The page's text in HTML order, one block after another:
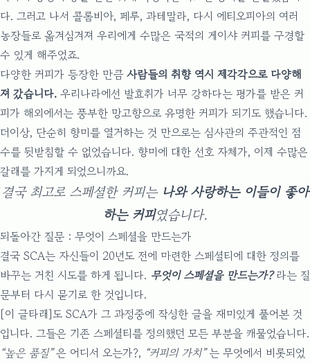
다. 그러고 나서 콜롬비아, 페루, 과테말라, 다시 에티오피아의 여러
농장들로 옮겨심겨져 우리에게 수많은 국적의 게이샤 커피를 구경할
수 있게 해주었죠.
다양한 커피가 등장한 만큼 사람들의 취향 역시 제각각으로 다양해
져 갔습니다. 우리나라에선 발효취가 너무 강하다는 평가를 받은 커
피가 해외에서는 풍부한 망고향으로 유명한 커피가 되기도 했습니다.
더이상, 단순히 향미를 열거하는 것 만으로는 심사관의 주관적인 점
수를 뒷받침할 수 없었습니다. 향미에 대한 선호 자체가, 이제 수많은
갈래를 가지게 되었으니까요.
결국 최고로 스페셜한 커피는 나와 사랑하는 이들이 좋아
하는 커피였습니다.
되돌아간 질문 : 무엇이 스페셜을 만드는가
결국 SCA는 자신들이 20년도 전에 마련한 스페셜티에 대한 정의를
바꾸는 거친 시도를 하게 됩니다. 무엇이 스페셜을 만드는가?라는 질
문부터 다시 묻기로 한 것입니다.
[이 글타래]도 SCA가 그 과정중에 작성한 글을 재미있게 풀어본 것
입니다. 그들은 기존 스페셜티를 정의했던 모든 부분을 캐물었습니다.
“높은 품질”은 어디서 오는가?, “커피의 가치”는 무엇에서 비롯되었